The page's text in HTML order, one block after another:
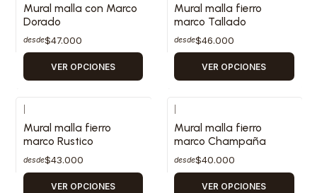
Mural malla con Marco
Dorado
desde$47.000
VER OPCIONES
Mural malla fierro
marco Tallado
desde$46.000
VER OPCIONES
Mural malla fierro
marco Rustico
desde$43.000
VER OPCIONES
Mural malla fierro
marco Champaña
desde$40.000
VER OPCIONES